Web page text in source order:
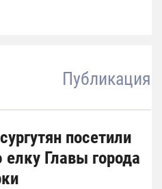
Публикация
посетили
Главы города